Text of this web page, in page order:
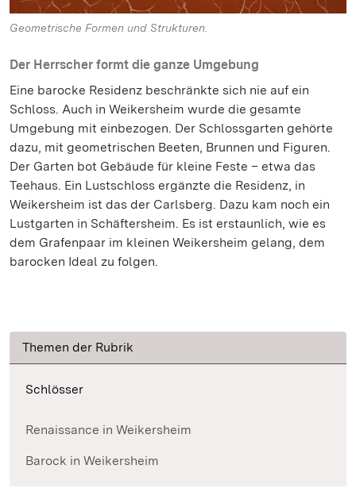
Geometrische Formen und Strukturen.
Der Herrscher formt die ganze Umgebung
Eine barocke Residenz beschränkte sich nie auf ein
Schloss. Auch in Weikersheim wurde die gesamte
Umgebung mit einbezogen. Der Schlossgarten gehörte
dazu, mit geometrischen Beeten, Brunnen und Figuren.
Der Garten bot Gebäude für kleine Feste – etwa das
Teehaus. Ein Lustschloss ergänzte die Residenz, in
Weikersheim ist das der Carlsberg. Dazu kam noch ein
Lustgarten in Schäftersheim. Es ist erstaunlich, wie es
dem Grafenpaar im kleinen Weikersheim gelang, dem
barocken Ideal zu folgen.
Themen der Rubrik
Schlösser
Renaissance in Weikersheim
Barock in Weikersheim